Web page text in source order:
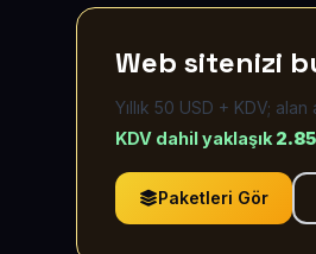
Web sitenizi
Yıllık 50 USD + KDV;
KDV dahil yaklaşık
Paketleri Gör